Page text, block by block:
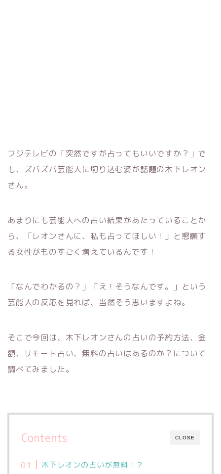
フジテレビの「突然ですが占ってもいいですか？」で
も、ズバズバ芸能人に切り込む姿が話題の木下レオン
さん。
あまりにも芸能人への占い結果があたっていることか
ら、「レオンさんに、私も占ってほしい！」と懇願す
る女性がものすごく増えているんです！
「なんでわかるの？」「え！そうなんです。」という
芸能人の反応を見れば、当然そう思いますよね。
そこで今回は、木下レオンさんの占いの予約方法、金
額、リモート占い、無料の占いはあるのか？について
調べてみました。
CLOSE
Contents
木下レオンの占いが無料！？